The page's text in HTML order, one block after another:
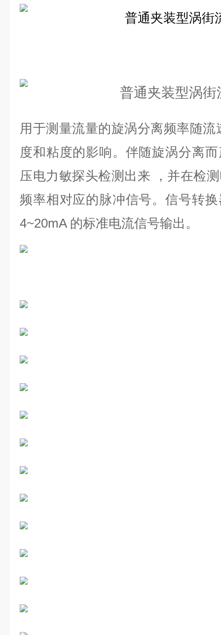
用于测量流量的旋涡分离频率随
度和粘度的影响。伴随旋涡分离
压电力敏探头检测出来 ，并在检
频率相对应的脉冲信号。信号转
4~20mA 的标准电流信号输出。